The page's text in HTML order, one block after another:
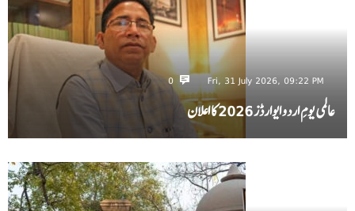
Fri, 31 July 2026, 09:22 PM
0
عالمی یومِ اردو ایوارڈز 2026 کا اعلان